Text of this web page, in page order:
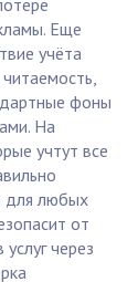
Еще
учёта
фоны
На
учтут все
для любых
от
через